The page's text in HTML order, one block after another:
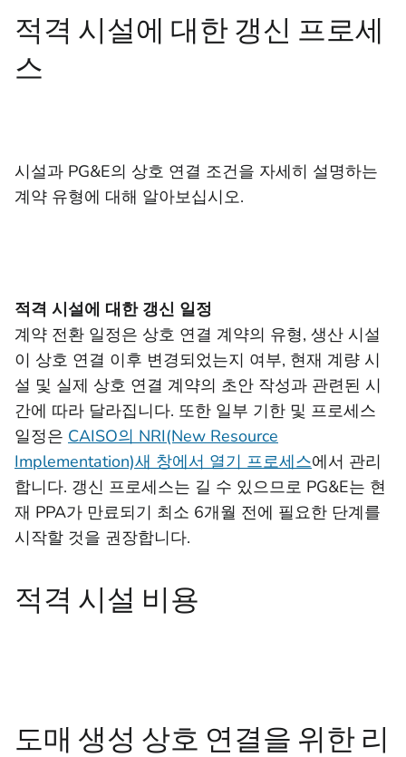
적격 시설에 대한 갱신 프로세
스
시설과 PG&E의 상호 연결 조건을 자세히 설명하는
계약 유형에 대해 알아보십시오.
적격 시설에 대한 갱신 일정
계약 전환 일정은 상호 연결 계약의 유형, 생산 시설
이 상호 연결 이후 변경되었는지 여부, 현재 계량 시
설 및 실제 상호 연결 계약의 초안 작성과 관련된 시
간에 따라 달라집니다. 또한 일부 기한 및 프로세스
일정은 CAISO의 NRI(New Resource
Implementation)새 창에서 열기 프로세스에서 관리
합니다. 갱신 프로세스는 길 수 있으므로 PG&E는 현
재 PPA가 만료되기 최소 6개월 전에 필요한 단계를
시작할 것을 권장합니다.
적격 시설 비용
도매 생성 상호 연결을 위한 리